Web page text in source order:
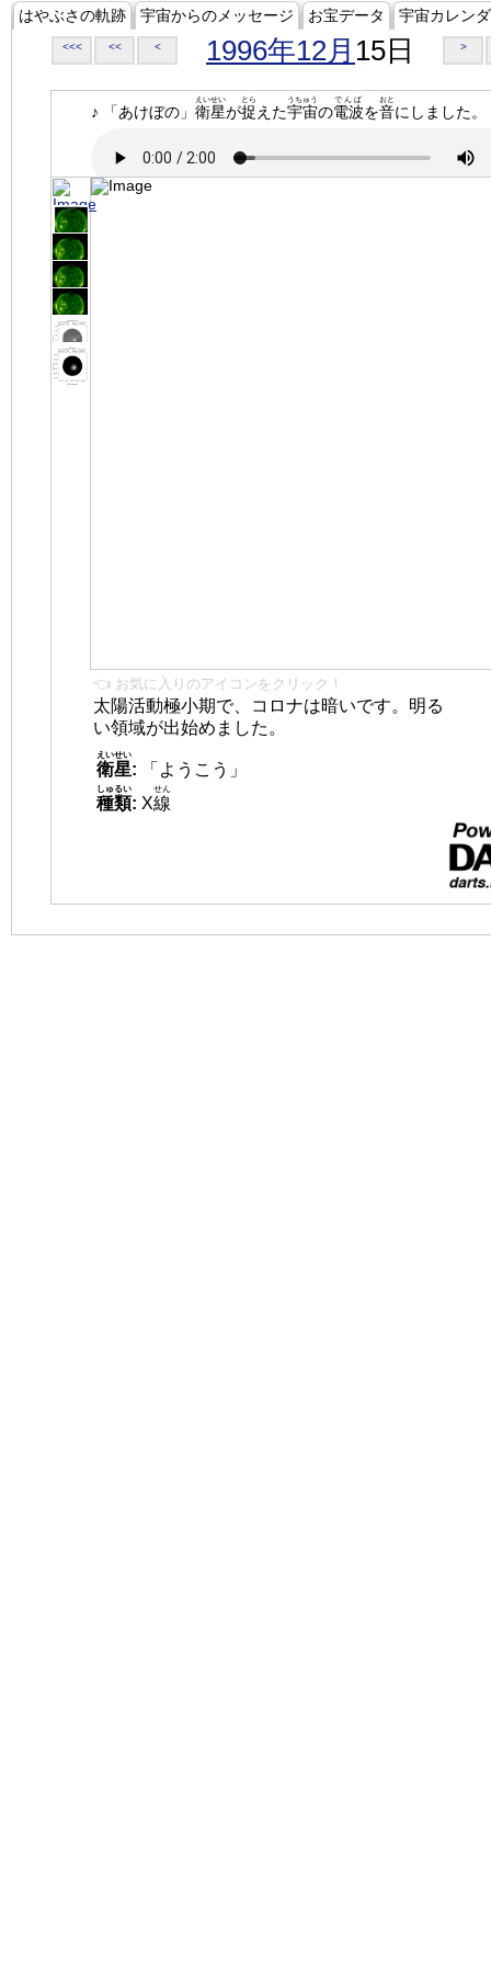
はやぶさの軌跡 宇宙からのメッセージ お宝データ 宇宙カレン
<<< << < 1996年12月 15日 >
♪ 「あけぼの」 衛星
えいせい
が捉
とら
えた宇宙
うちゅう
の電波
でんぱ
を音
おと
にしました。
👈 お気に入りのアイコンをクリック！
太陽活動極小期で、コロナは暗いです。明る
い領域が出始めました。
衛星
えいせい
:
「ようこう」
種類
しゅるい
: X線
せん